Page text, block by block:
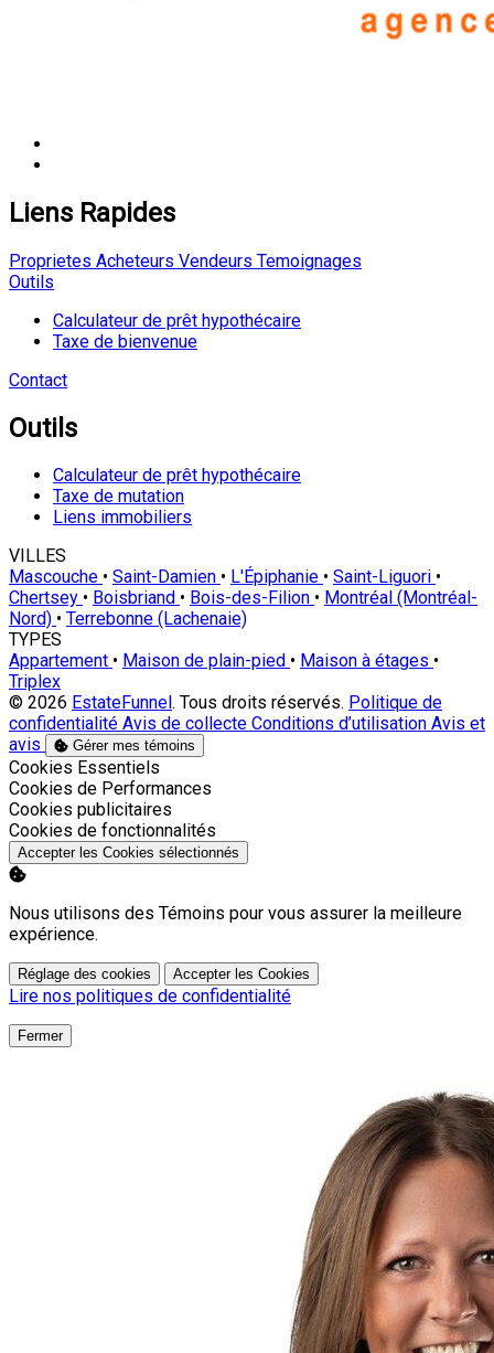
Liens Rapides
Proprietes Acheteurs Vendeurs Temoignages
Outils
Calculateur de prêt hypothécaire
Taxe de bienvenue
Contact
Outils
Calculateur de prêt hypothécaire
Taxe de mutation
Liens immobiliers
VILLES
Mascouche • Saint-Damien • L'Épiphanie • Saint-Liguori •
Chertsey • Boisbriand • Bois-des-Filion • Montréal (Montréal-
Nord) • Terrebonne (Lachenaie)
TYPES
Appartement • Maison de plain-pied • Maison à étages •
Triplex
© 2026 EstateFunnel . Tous droits réservés. Politique de
confidentialité Avis de collecte Conditions d’utilisation Avis et
avis
Gérer mes témoins
Activer
Cookies Essentiels
Activer
Cookies de Performances
Activer
Cookies publicitaires
Activer
Cookies de fonctionnalités
Accepter les Cookies sélectionnés
Nous utilisons des Témoins pour vous assurer la meilleure
expérience.
Réglage des cookies Accepter les Cookies
Lire nos politiques de confidentialité
Fermer